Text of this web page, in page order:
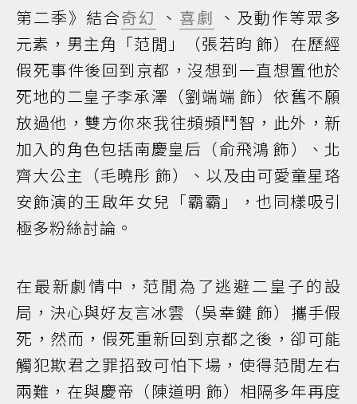
第二季》結合奇幻 、 喜劇 、及動作等眾多
元素，男主角「范閒」（張若昀 飾）在歷經
假死事件後回到京都，沒想到一直想置他於
死地的二皇子李承澤（劉端端 飾）依舊不願
放過他，雙方你來我往頻頻鬥智，此外，新
加入的角色包括南慶皇后（俞飛鴻 飾）、北
齊大公主（毛曉彤 飾）、以及由可愛童星珞
安飾演的王啟年女兒「霸霸」，也同樣吸引
極多粉絲討論。
在最新劇情中，范閒為了逃避二皇子的設
局，決心與好友言冰雲（吳幸鍵 飾）攜手假
死，然而，假死重新回到京都之後，卻可能
觸犯欺君之罪招致可怕下場，使得范閒左右
兩難，在與慶帝（陳道明 飾）相隔多年再度